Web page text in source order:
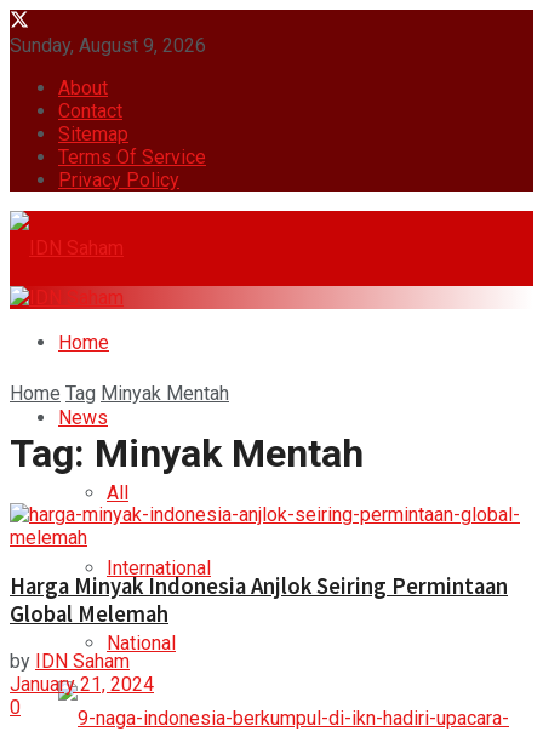
Sunday, August 9, 2026
About
Contact
Sitemap
Terms Of Service
Privacy Policy
Home
News
All
International
National
Home Tag Minyak Mentah
Tag: Minyak Mentah
Harga Minyak Indonesia Anjlok Seiring Permintaan
Global Melemah
by
IDN Saham
January 21, 2024
0